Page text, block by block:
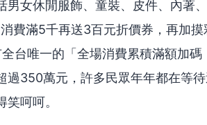
女休閒服飾、童裝、皮件、內著
費滿5千再送3百元折價券，再加摸
台唯一的「全場消費累積滿額加碼
過350萬元，許多民眾年年都在等
呵呵。